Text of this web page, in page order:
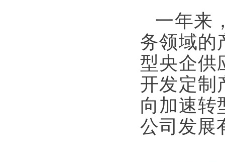
一年来
务领域的
型央企供
开发定制
向加速转
公司发展